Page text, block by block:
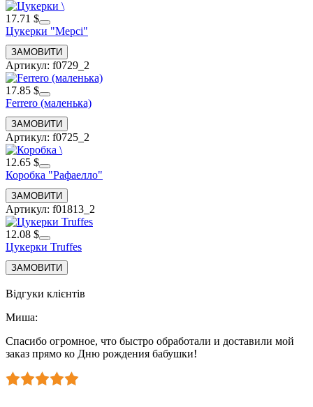
17.71 $
Цукерки "Мерсі"
Артикул: f0729_2
17.85 $
Ferrero (маленька)
Артикул: f0725_2
12.65 $
Коробка "Рафаелло"
Артикул: f01813_2
12.08 $
Цукерки Truffes
Відгуки клієнтів
Миша:
Спасибо огромное, что быстро обработали и доставили мой
заказ прямо ко Дню рождения бабушки!